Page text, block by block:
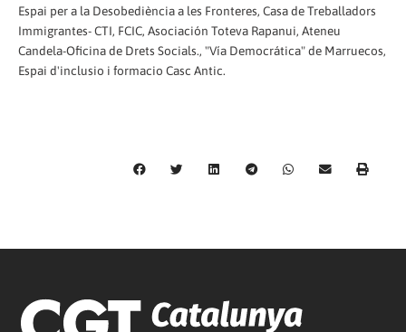
Espai per a la Desobediència a les Fronteres, Casa de Treballadors
Immigrantes- CTI, FCIC, Asociación Toteva Rapanui, Ateneu
Candela-Oficina de Drets Socials., "Vía Democrática" de Marruecos,
Espai d'inclusio i formacio Casc Antic.